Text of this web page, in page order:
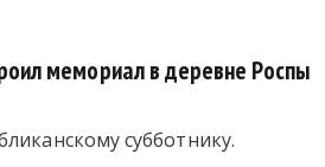
мемориал в деревне Роспы
субботнику.